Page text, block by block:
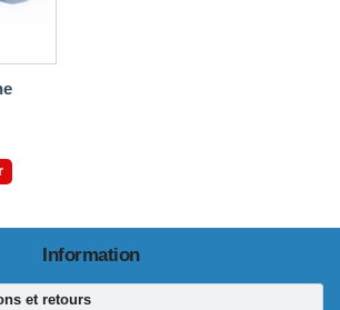
Information
et retours